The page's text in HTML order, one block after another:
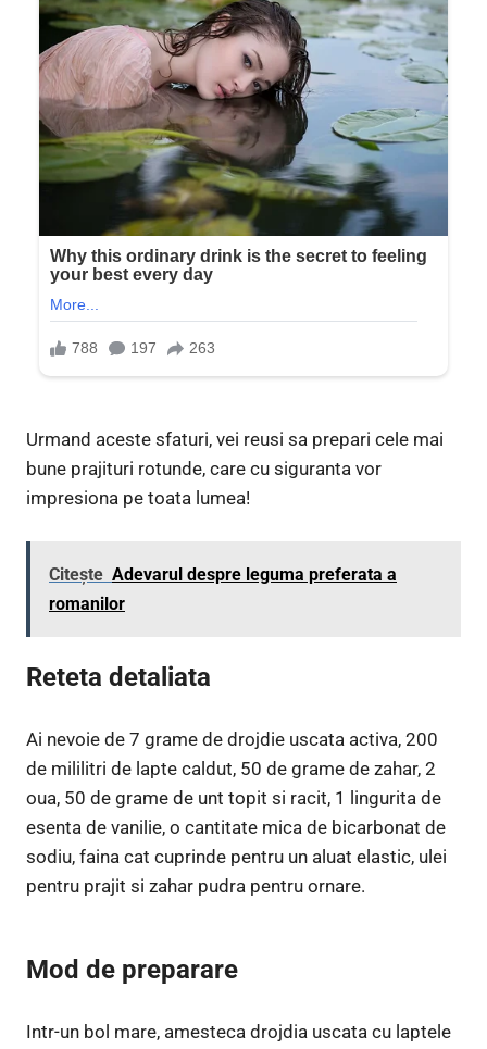
Urmand aceste sfaturi, vei reusi sa prepari cele mai
bune prajituri rotunde, care cu siguranta vor
impresiona pe toata lumea!
Citește Adevarul despre leguma preferata a
romanilor
Reteta detaliata
Ai nevoie de 7 grame de drojdie uscata activa, 200
de mililitri de lapte caldut, 50 de grame de zahar, 2
oua, 50 de grame de unt topit si racit, 1 lingurita de
esenta de vanilie, o cantitate mica de bicarbonat de
sodiu, faina cat cuprinde pentru un aluat elastic, ulei
pentru prajit si zahar pudra pentru ornare.
Mod de preparare
Intr-un bol mare, amesteca drojdia uscata cu laptele